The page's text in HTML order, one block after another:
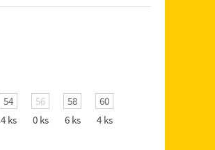
54
4 ks
56
0 ks
58
6 ks
60
4 ks